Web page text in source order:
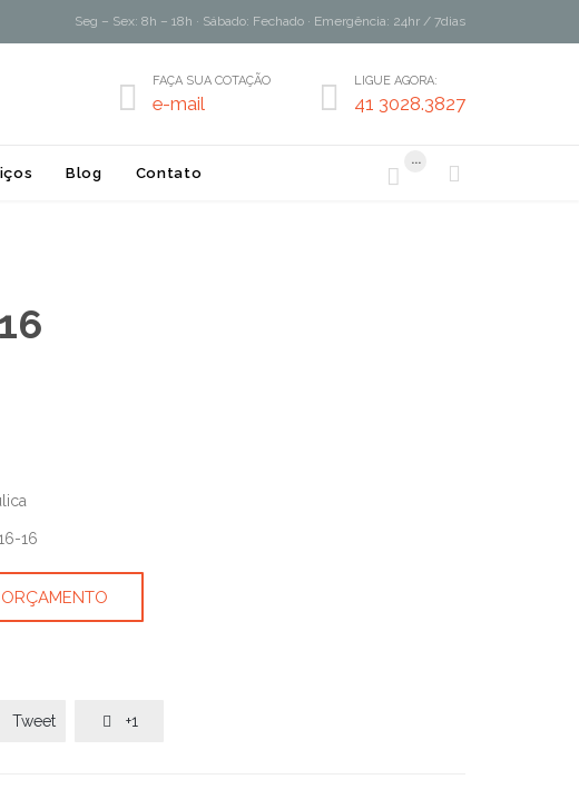
Seg – Sex: 8h – 18h · Sábado: Fechado · Emergência: 24hr / 7dias
 FAÇA SUA COTAÇÃO
e-mail  LIGUE AGORA:
41 3028.3827
Blog Contato 
...

16
Tweet  +1